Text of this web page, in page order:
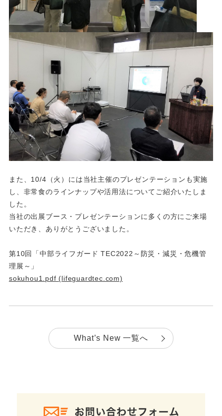
また、10/4（火）には当社主催のプレゼンテーションも実施
し、非常食のラインナップや活用法についてご紹介いたしま
した。
当社の出展ブース・プレゼンテーションに多くの方にご来場
いただき、ありがとうございました。
第10回「中部ライフガード TEC2022～防災・減災・危機管
理展～」
sokuhou1.pdf (lifeguardtec.com)
What’s New 一覧へ